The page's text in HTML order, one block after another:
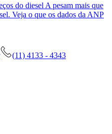
do diesel A pesam mais que
Veja o que os dados da ANP
(11) 4133 - 4343